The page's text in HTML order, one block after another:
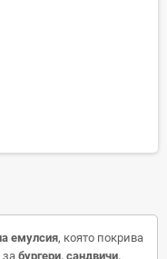
емулсия, която покрива
бургери, сандвичи,